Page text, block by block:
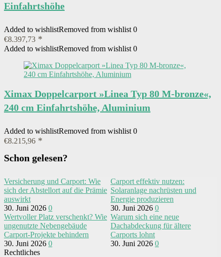
Einfahrtshöhe
Added to wishlistRemoved from wishlist 0
€8.397,73
Added to wishlistRemoved from wishlist 0
Ximax Doppelcarport »Linea Typ 80 M-bronze«,
240 cm Einfahrtshöhe, Aluminium
Added to wishlistRemoved from wishlist 0
€8.215,96
Schon gelesen?
Versicherung und Carport: Wie
sich der Abstellort auf die Prämie
auswirkt
30. Juni 2026 0
Carport effektiv nutzen:
Solaranlage nachrüsten und
Energie produzieren
30. Juni 2026 0
Wertvoller Platz verschenkt? Wie
ungenutzte Nebengebäude
Carport-Projekte behindern
30. Juni 2026 0
Warum sich eine neue
Dachabdeckung für ältere
Carports lohnt
30. Juni 2026 0
Rechtliches